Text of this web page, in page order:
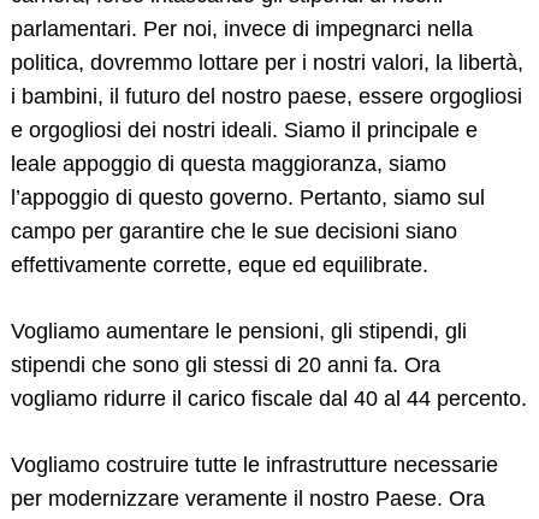
parlamentari. Per noi, invece di impegnarci nella
politica, dovremmo lottare per i nostri valori, la libertà,
i bambini, il futuro del nostro paese, essere orgogliosi
e orgogliosi dei nostri ideali. Siamo il principale e
leale appoggio di questa maggioranza, siamo
l’appoggio di questo governo. Pertanto, siamo sul
campo per garantire che le sue decisioni siano
effettivamente corrette, eque ed equilibrate.
Vogliamo aumentare le pensioni, gli stipendi, gli
stipendi che sono gli stessi di 20 anni fa. Ora
vogliamo ridurre il carico fiscale dal 40 al 44 percento.
Vogliamo costruire tutte le infrastrutture necessarie
per modernizzare veramente il nostro Paese. Ora